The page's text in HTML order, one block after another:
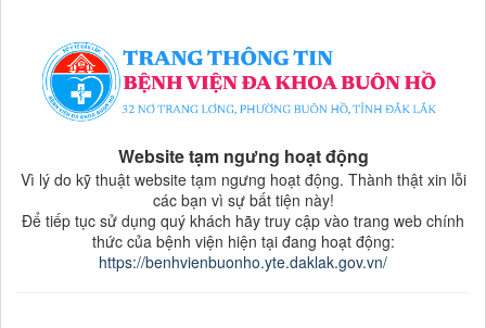
Website tạm ngưng hoạt động
Vì lý do kỹ thuật website tạm ngưng hoạt động. Thành thật xin lỗi
các bạn vì sự bất tiện này!
Để tiếp tục sử dụng quý khách hãy truy cập vào trang web chính
thức của bệnh viện hiện tại đang hoạt động:
https://benhvienbuonho.yte.daklak.gov.vn/